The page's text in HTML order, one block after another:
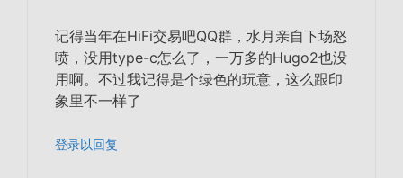
记得当年在HiFi交易吧QQ群，水月亲自下场怒
喷，没用type-c怎么了，一万多的Hugo2也没
用啊。不过我记得是个绿色的玩意，这么跟印
象里不一样了
登录以回复